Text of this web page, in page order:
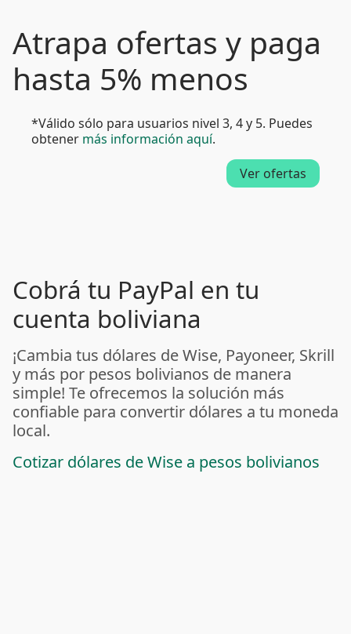
Atrapa ofertas y paga
hasta 5% menos
*Válido sólo para usuarios nivel 3, 4 y 5. Puedes
obtener más información aquí.
Ver ofertas
Cobrá tu PayPal en tu
cuenta boliviana
¡Cambia tus dólares de Wise, Payoneer, Skrill
y más por pesos bolivianos de manera
simple! Te ofrecemos la solución más
confiable para convertir dólares a tu moneda
local.
Cotizar dólares de Wise a pesos bolivianos